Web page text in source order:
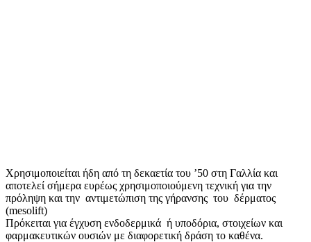
Χρησιμοποιείται ήδη από τη δεκαετία του ’50 στη Γαλλία και
αποτελεί σήμερα ευρέως χρησιμοποιούμενη τεχνική για την
πρόληψη και την αντιμετώπιση της γήρανσης του δέρματος
(mesolift)
Πρόκειται για έγχυση ενδοδερμικά ή υποδόρια, στοιχείων και
φαρμακευτικών ουσιών με διαφορετική δράση το καθένα.